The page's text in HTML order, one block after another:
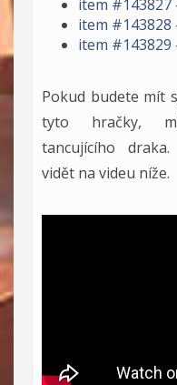
item #143827
item #143828
item #143829
Pokud budete mít
tyto hračky,
tancujícího
vidět na videu níže.